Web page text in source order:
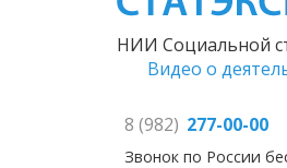
НИИ Социальной
Видео о
8 (982) 277-00-00
Звонок по России